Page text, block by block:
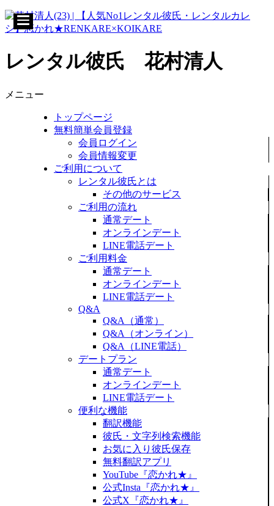
レンタル彼氏 花村清人
メニュー
トップページ
無料簡単会員登録
会員ログイン
会員情報変更
ご利用について
レンタル彼氏とは
その他のサービス
ご利用の流れ
通常デート
オンラインデート
LINE電話デート
ご利用料金
通常デート
オンラインデート
LINE電話デート
Q&A
Q&A（通常）
Q&A（オンライン）
Q&A（LINE電話）
デートプラン
通常デート
オンラインデート
LINE電話デート
便利な機能
翻訳機能
彼氏・文字列検索機能
お気に入り彼氏保存
無料翻訳アプリ
YouTube『恋かれ★』
公式Insta『恋かれ★』
公式X『恋かれ★』